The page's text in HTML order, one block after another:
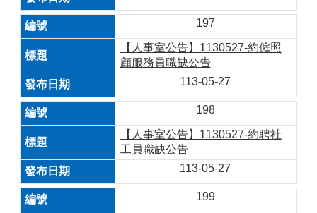
197
【人事室公告】1130527-約僱照
顧服務員職缺公告
113-05-27
198
【人事室公告】1130527-約聘社
工員職缺公告
113-05-27
199